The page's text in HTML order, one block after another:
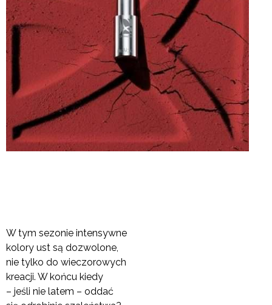
W tym sezonie intensywne
kolory ust są dozwolone,
nie tylko do wieczorowych
kreacji. W końcu kiedy
– jeśli nie latem – oddać